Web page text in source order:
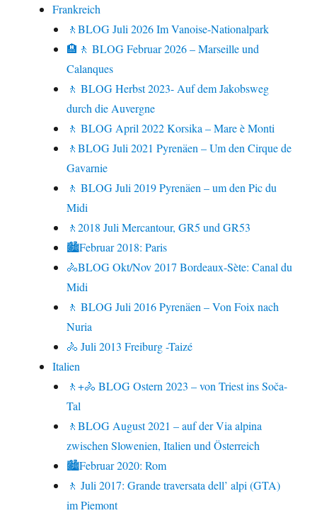
Frankreich
🚶BLOG Juli 2026 Im Vanoise-Nationalpark
🏨🚶 BLOG Februar 2026 – Marseille und
Calanques
🚶 BLOG Herbst 2023- Auf dem Jakobsweg
durch die Auvergne
🚶 BLOG April 2022 Korsika – Mare è Monti
🚶BLOG Juli 2021 Pyrenäen – Um den Cirque de
Gavarnie
🚶 BLOG Juli 2019 Pyrenäen – um den Pic du
Midi
🚶2018 Juli Mercantour, GR5 und GR53
🏙Februar 2018: Paris
🚴BLOG Okt/Nov 2017 Bordeaux-Sète: Canal du
Midi
🚶 BLOG Juli 2016 Pyrenäen – Von Foix nach
Nuria
🚴 Juli 2013 Freiburg -Taizé
Italien
🚶+🚴 BLOG Ostern 2023 – von Triest ins Soča-
Tal
🚶BLOG August 2021 – auf der Via alpina
zwischen Slowenien, Italien und Österreich
🏙Februar 2020: Rom
🚶 Juli 2017: Grande traversata dell’ alpi (GTA)
im Piemont